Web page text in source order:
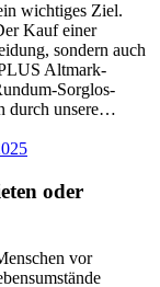
wichtiges Ziel.
Kauf einer
sondern auch
Altmark-
Sorglos-
durch unsere…
oder
vor